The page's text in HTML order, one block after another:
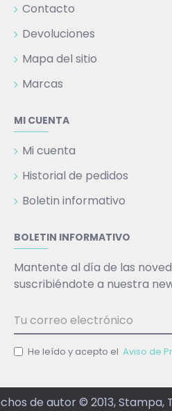
Contacto
Devoluciones
Mapa del sitio
Marcas
MI CUENTA
Mi cuenta
Historial de pedidos
Boletin informativo
BOLETIN INFORMATIVO
Mantente al día de las
suscribiéndote a nuestra
He leído y acepto el Aviso de
de autor © 2013, Stampa,